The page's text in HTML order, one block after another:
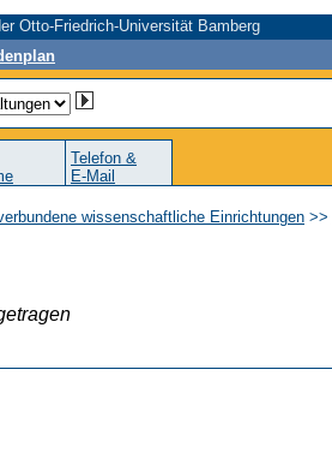
Otto-Friedrich-Universität Bamberg
Telefon &
E-Mail
wissenschaftliche Einrichtungen >>